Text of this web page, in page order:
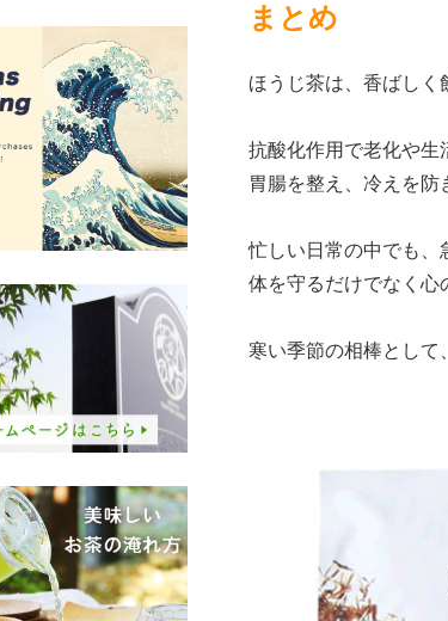
まとめ
ほうじ茶は、香ばしく
抗酸化作用で老化や生
胃腸を整え、冷えを
忙しい日常の中でも、
体を守るだけでなく心
寒い季節の相棒として